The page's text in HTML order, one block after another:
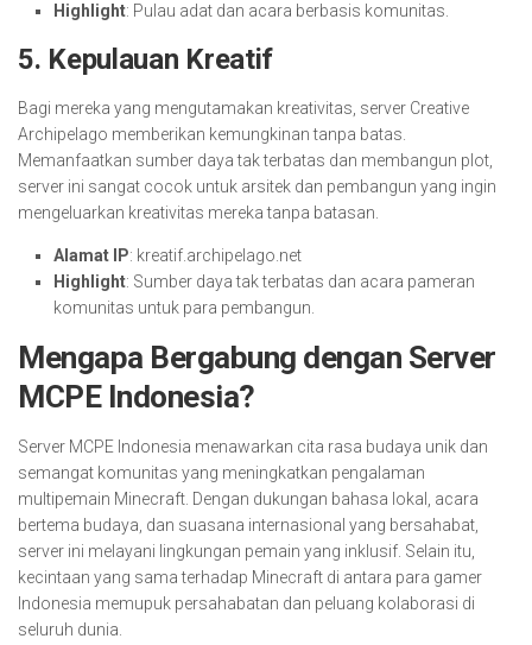
Highlight: Pulau adat dan acara berbasis komunitas.
5. Kepulauan Kreatif
Bagi mereka yang mengutamakan kreativitas, server Creative
Archipelago memberikan kemungkinan tanpa batas.
Memanfaatkan sumber daya tak terbatas dan membangun plot,
server ini sangat cocok untuk arsitek dan pembangun yang ingin
mengeluarkan kreativitas mereka tanpa batasan.
Alamat IP: kreatif.archipelago.net
Highlight: Sumber daya tak terbatas dan acara pameran
komunitas untuk para pembangun.
Mengapa Bergabung dengan Server
MCPE Indonesia?
Server MCPE Indonesia menawarkan cita rasa budaya unik dan
semangat komunitas yang meningkatkan pengalaman
multipemain Minecraft. Dengan dukungan bahasa lokal, acara
bertema budaya, dan suasana internasional yang bersahabat,
server ini melayani lingkungan pemain yang inklusif. Selain itu,
kecintaan yang sama terhadap Minecraft di antara para gamer
Indonesia memupuk persahabatan dan peluang kolaborasi di
seluruh dunia.